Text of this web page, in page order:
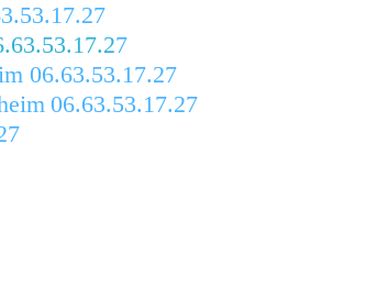
7
06.63.53.17.27
06.63.53.17.27